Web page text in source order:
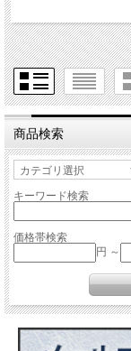
商品検索
キーワード検索
価格帯検索
円 ～